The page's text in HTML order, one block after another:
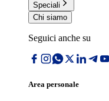
Speciali
Chi siamo
Seguici anche su
Area personale